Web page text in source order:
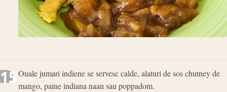
15Ouale jumari indiene se servesc calde, alaturi de sos chutney de
mango, paine indiana naan sau poppadom.